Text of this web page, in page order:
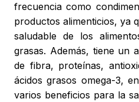
frecuencia como
productos alimenticios, ya
saludable de los
grasas. Además, tiene un
de fibra, proteínas,
ácidos grasos omega-3,
varios beneficios para la